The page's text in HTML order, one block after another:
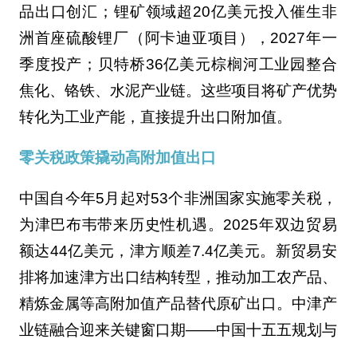
品出口创汇；锂矿领域超20亿美元投入催生非
洲首座硫酸锂厂（阿卡迪亚项目），2027年一
季度投产；贝特桥36亿美元棕榈河工业园整合
焦化、铬铁、水泥产业链。这些项目将矿产优势
转化为工业产能，直接提升出口附加值。
零关税政策撬动高附加值出口‌
中国自今年5月起对53个非洲国家实施零关税，
为津巴布韦带来历史性机遇。2025年双边贸易
额达44亿美元，津方顺差7.4亿美元。新贸易安
排将加速津方出口结构转型，推动加工农产品、
精炼金属等高附加值产品替代原矿出口。中津产
业链融合迎来关键窗口期——中国十五五规划与